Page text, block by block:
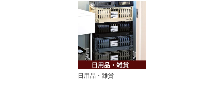
日用品・雑貨